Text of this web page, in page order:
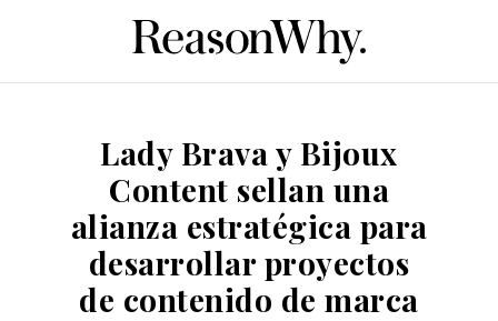
Lady Brava y Bijoux
Content sellan una
alianza estratégica para
desarrollar proyectos
de contenido de marca